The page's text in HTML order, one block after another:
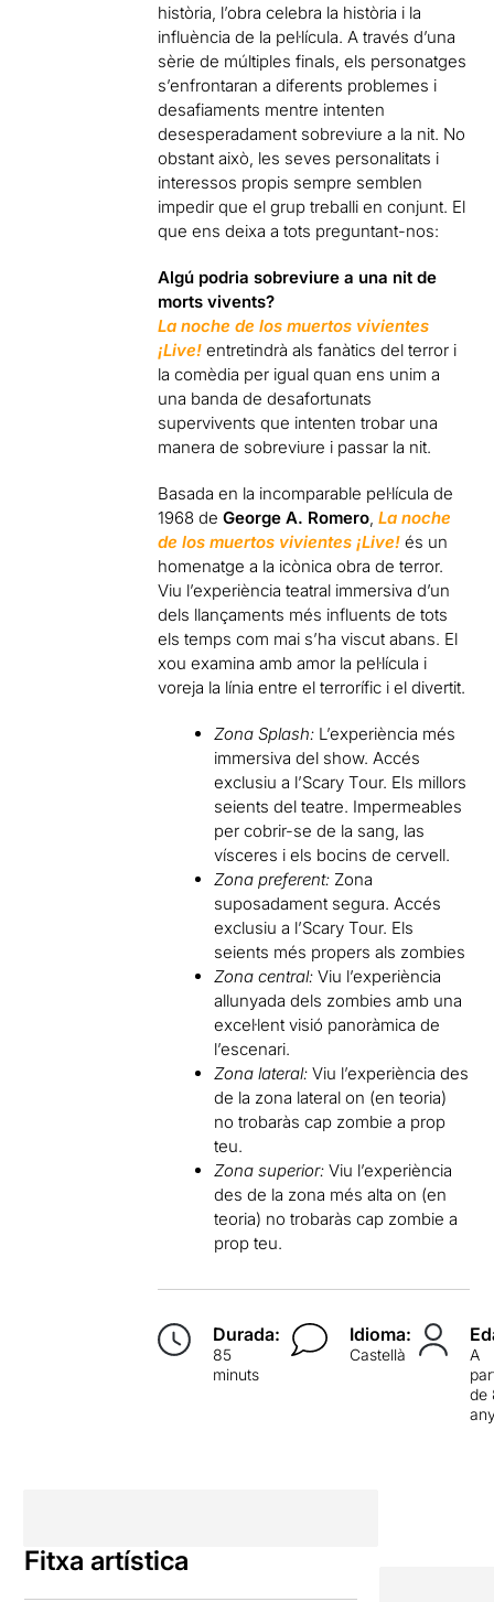
història, l’obra celebra la història i la
influència de la pel·lícula. A través d’una
sèrie de múltiples finals, els personatges
s’enfrontaran a diferents problemes i
desafiaments mentre intenten
desesperadament sobreviure a la nit. No
obstant això, les seves personalitats i
interessos propis sempre semblen
impedir que el grup treballi en conjunt. El
que ens deixa a tots preguntant-nos:
Algú podria sobreviure a una nit de
morts vivents?
La noche de los muertos vivientes
¡Live! entretindrà als fanàtics del terror i
la comèdia per igual quan ens unim a
una banda de desafortunats
supervivents que intenten trobar una
manera de sobreviure i passar la nit.
Basada en la incomparable pel·lícula de
1968 deGeorge A. Romero,La noche
de los muertos vivientes ¡Live!és un
homenatge a la icònica obra de terror.
Viu l’experiència teatral immersiva d’un
dels llançaments més influents de tots
els temps com mai s’ha viscut abans. El
xou examina amb amor la pel·lícula i
voreja la línia entre el terrorífic i el divertit.
Zona Splash:L’experiència més
immersiva del show. Accés
exclusiu a l’Scary Tour. Els millors
seients del teatre. Impermeables
per cobrir-se de la sang, las
vísceres i els bocins de cervell.
Zona preferent:Zona
suposadament segura. Accés
exclusiu a l’Scary Tour. Els
seients més propers als zombies
Zona central:Viu l’experiència
allunyada dels zombies amb una
excel·lent visió panoràmica de
l’escenari.
Zona lateral:Viu l’experiència des
de la zona lateral on (en teoria)
no trobaràs cap zombie a prop
teu.
Zona superior:Viu l’experiència
des de la zona més alta on (en
teoria) no trobaràs cap zombie a
prop teu.
Durada:
85
minuts
Idioma:
Castellà
A
de
Fitxa artística